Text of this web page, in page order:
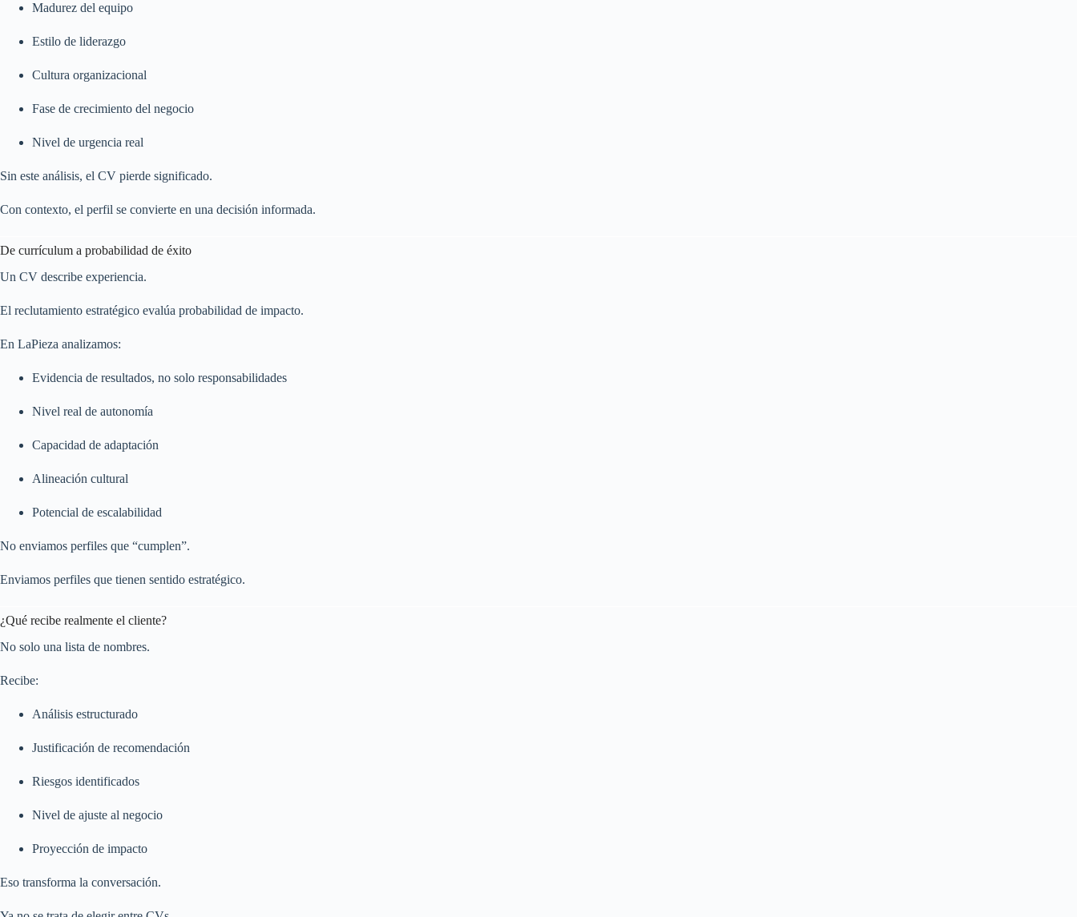
Madurez del equipo
Estilo de liderazgo
Cultura organizacional
Fase de crecimiento del negocio
Nivel de urgencia real
Sin este análisis, el CV pierde significado.
Con contexto, el perfil se convierte en una decisión informada.
De currículum a probabilidad de éxito
Un CV describe experiencia.
El reclutamiento estratégico evalúa probabilidad de impacto.
En LaPieza analizamos:
Evidencia de resultados, no solo responsabilidades
Nivel real de autonomía
Capacidad de adaptación
Alineación cultural
Potencial de escalabilidad
No enviamos perfiles que “cumplen”.
Enviamos perfiles que tienen sentido estratégico.
¿Qué recibe realmente el cliente?
No solo una lista de nombres.
Recibe:
Análisis estructurado
Justificación de recomendación
Riesgos identificados
Nivel de ajuste al negocio
Proyección de impacto
Eso transforma la conversación.